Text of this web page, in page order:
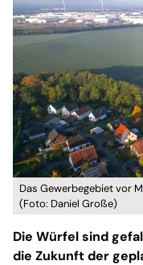
Das Gewerbegebiet vor
(Foto: Daniel Große)
Die Würfel sind
die Zukunft der